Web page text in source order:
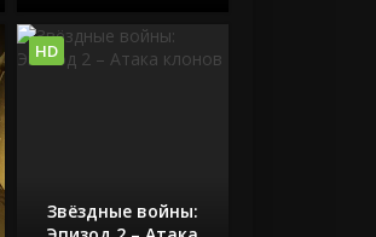
Звёздные войны:
HD